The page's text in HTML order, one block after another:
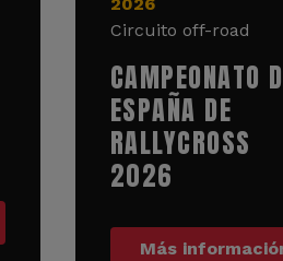
2026
Circuito off-road
CAMPEONATO
ESPAÑA DE
RALLYCROSS
2026
Más